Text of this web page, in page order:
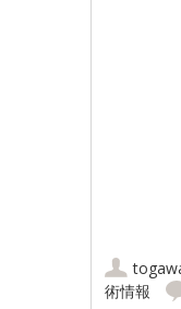
術情報